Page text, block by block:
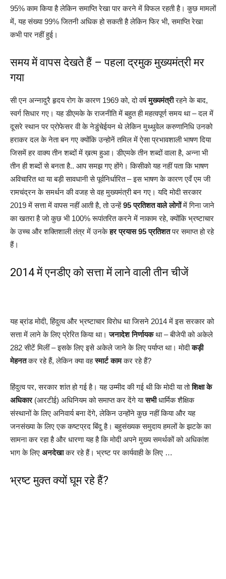
95% काम किया है लेकिन समाप्ति रेखा पार करने में विफल रहती है। कुछ मामलों
में, यह संख्या 99% जितनी अधिक हो सकती है लेकिन फिर भी, समाप्ति रेखा
कभी पार नहीं हुई।
समय में वापस देखते हैं – पहला द्रमुक मुख्यमंत्री मर
गया
सी एन अन्नादुरै हृदय रोग के कारण 1969 को, दो वर्षमुख्यमंत्रीरहने के बाद,
स्वर्ग सिधार गए। यह डीएमके के राजनीति में बहुत ही महत्वपूर्ण समय था – दल में
दूसरे स्थान पर प्रोफेसर वी के नेडुंचेईयन थे लेकिन मुथ्थुवेल करुणानिधि उनको
हराकर दल के नेता बन गए क्योंकि उन्होनें तमिल में ऐसा प्रभावशाली भाषण दिया
जिसमें हर वाक्य तीन शब्दों में ख़त्म हुआ। डीएमके तीन शब्दों वाला है, अन्ना भी
तीन ही शब्दों से बनता है.. आप समझ गए होंगे। किसीको यह नहीं पता कि भाषण
अविचारित था या बड़ी सावधानी से पूर्वनिर्धारित – इस भाषण के कारण एवँ एम जी
रामचंद्रन के समर्थन की वजह से वह मुख्यमंत्री बन गए। यदि मोदी सरकार
2019 में सत्ता में वापस नहीं आती है, तो उन्हें95 प्रतिशत वाले लोगोंमें गिना जाने
का खतरा है जो कुछ भी 100% रूपांतरित करने में नाकाम रहे, क्योंकि भ्रष्टाचार
के उच्च और शक्तिशाली तंत्र में उनकेहर प्रयास 95 प्रतिशतपर समाप्त हो रहे
हैं।
2014 में एनडीए को सत्ता में लाने वाली तीन चीजें
यह ब्रांड मोदी, हिंदुत्व और भ्रष्टाचार विरोध था जिसने 2014 में इस सरकार को
सत्ता में लाने के लिए प्रेरित किया था।जनादेश निर्णायकथा – बीजेपी को अकेले
282 सीटें मिलीं – इसके लिए इसे अकेले जाने के लिए पर्याप्त था। मोदीकड़ी
मेहनतकर रहे हैं, लेकिन क्या वहस्मार्ट कामकर रहे हैं?
हिंदुत्व पर, सरकार शांत हो गई है। यह उम्मीद की गई थी कि मोदी या तोशिक्षा के
अधिकार(आरटीई) अधिनियम को समाप्त कर देंगे यासभीधार्मिक शैक्षिक
संस्थानों के लिए अनिवार्य बना देंगे, लेकिन उन्होंने कुछ नहीं किया और यह
जनसंख्या के लिए एक कष्टप्रद बिंदु है। बहुसंख्यक समुदाय हमलों के झटके का
सामना कर रहा है और धारणा यह है कि मोदी अपने मुख्य समर्थकों को अधिकांश
भाग के लिए अनदेखाकर रहे हैं। भ्रष्ट पर कार्यवाही के लिए …
भ्रष्ट मुक्त क्यों घूम रहे हैं?